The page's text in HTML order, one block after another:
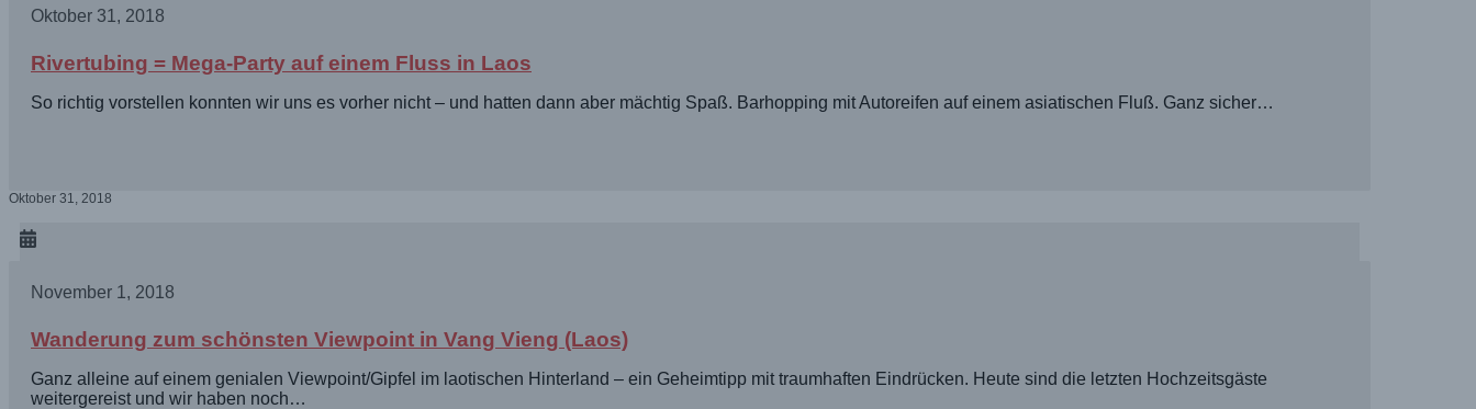
Oktober 31, 2018
Rivertubing = Mega-Party auf einem Fluss in Laos
So richtig vorstellen konnten wir uns es vorher nicht – und hatten dann aber mächtig Spaß. Barhopping mit Autoreifen auf einem asiatischen Fluß. Ganz sicher…
Oktober 31, 2018
November 1, 2018
Wanderung zum schönsten Viewpoint in Vang Vieng (Laos)
Ganz alleine auf einem genialen Viewpoint/Gipfel im laotischen Hinterland – ein Geheimtipp mit traumhaften Eindrücken. Heute sind die letzten Hochzeitsgäste
weitergereist und wir haben noch…